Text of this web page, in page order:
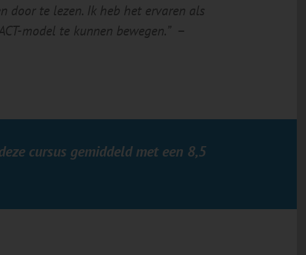
door te lezen. Ik heb het ervaren als
model te kunnen bewegen.”–
cursus gemiddeld met een 8,5